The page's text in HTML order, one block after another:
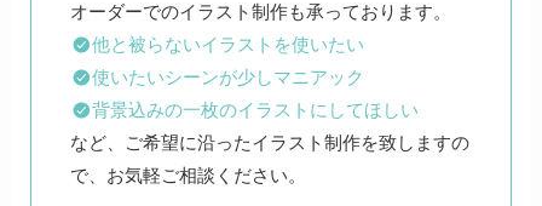
他と被らないイラストを使いたい
使いたいシーンが少しマニアック
背景込みの一枚のイラストにしてほしい
など、ご希望に沿ったイラスト制作を致しますの
で、お気軽ご相談ください。